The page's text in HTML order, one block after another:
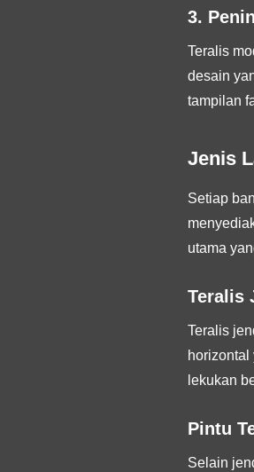
3.
Teralis
desain
tampilan
Jenis
Setiap
utama
Teralis
Teralis
lekukan
Pintu
Selain